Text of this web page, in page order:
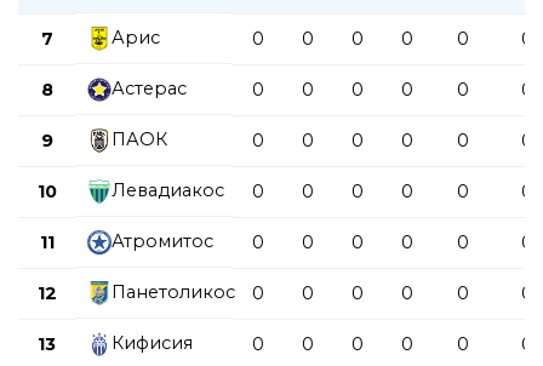
7 Арис 0 0 0 0 0 0
8 Астерас 0 0 0 0 0 0
9 ПАОК 0 0 0 0 0 0
10 Левадиакос 0 0 0 0 0 0
11 Атромитос 0 0 0 0 0 0
12 Панетоликос 0 0 0 0 0 0
13 Кифисия 0 0 0 0 0 0